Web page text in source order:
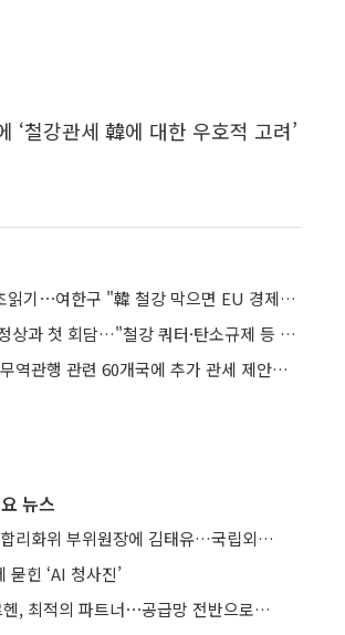
‘철강관세 韓에 대한 우호적 고려’
EU 철강 규제 초읽기⋯여한구 "韓 철강 막으면 EU 경제도 타격"
이 대통령, EU 정상과 첫 회담…"철강 쿼터·탄소규제 등 논의"
미국, 강제노동 무역관행 관련 60개국에 추가 관세 제안…한국은 12.5%
뉴스
이 대통령, 규제합리화위 부위원장에 김태유…국립외교원장 김흥규
묻힌 ‘AI 청사진’
이 대통령 “아르헨, 최적의 파트너⋯공급망 전반으로 확대”